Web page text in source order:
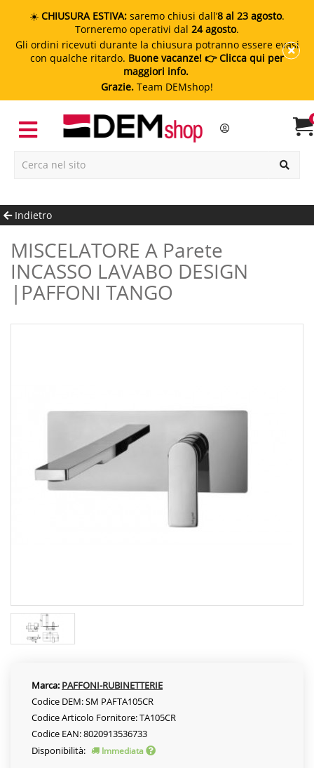
☀️ CHIUSURA ESTIVA: saremo chiusi dall’8 al 23 agosto.
Torneremo operativi dal 24 agosto.
Gli ordini ricevuti durante la chiusura potranno essere evasi
con qualche ritardo. Buone vacanze! 👉 Clicca qui per
maggiori info.
Grazie. Team DEMshop!
Indietro
MISCELATORE A Parete
INCASSO LAVABO DESIGN
|PAFFONI TANGO
Marca: PAFFONI-RUBINETTERIE
Codice DEM: SM PAFTA105CR
Codice Articolo Fornitore: TA105CR
Codice EAN: 8020913536733
Disponibilità:
Immediata